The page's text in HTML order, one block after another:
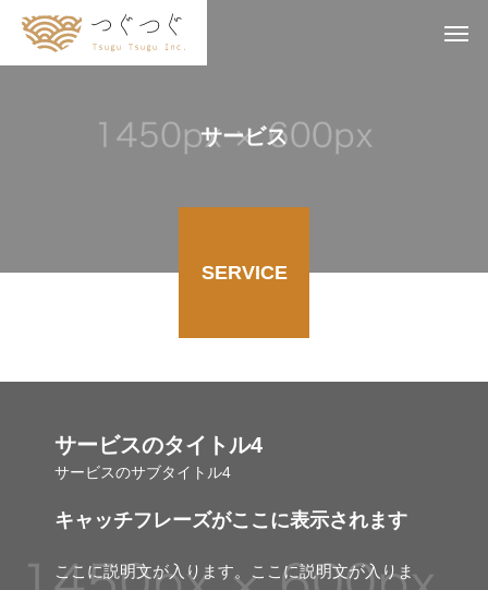
サービス
SERVICE
サービスのタイトル4
サービスのサブタイトル4
キャッチフレーズがここに表示されます
ここに説明文が入ります。ここに説明文が入りま